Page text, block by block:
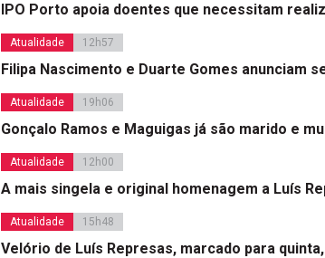
IPO Porto apoia doentes que necessitam
Atualidade 12h57
Filipa Nascimento e Duarte Gomes anunciam
Atualidade 19h06
Gonçalo Ramos e Maguigas já são marido e
Atualidade 12h00
A mais singela e original homenagem a Luís
Atualidade 15h48
Velório de Luís Represas, marcado para